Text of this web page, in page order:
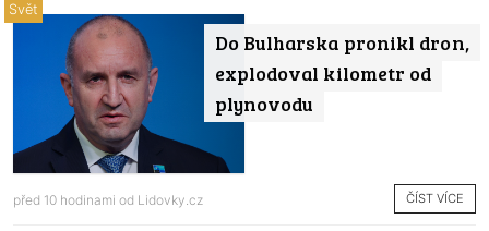
Do Bulharska pronikl dron,
explodoval kilometr od
plynovodu
Svět
před 10 hodinami od Lidovky.cz ČÍST VÍCE